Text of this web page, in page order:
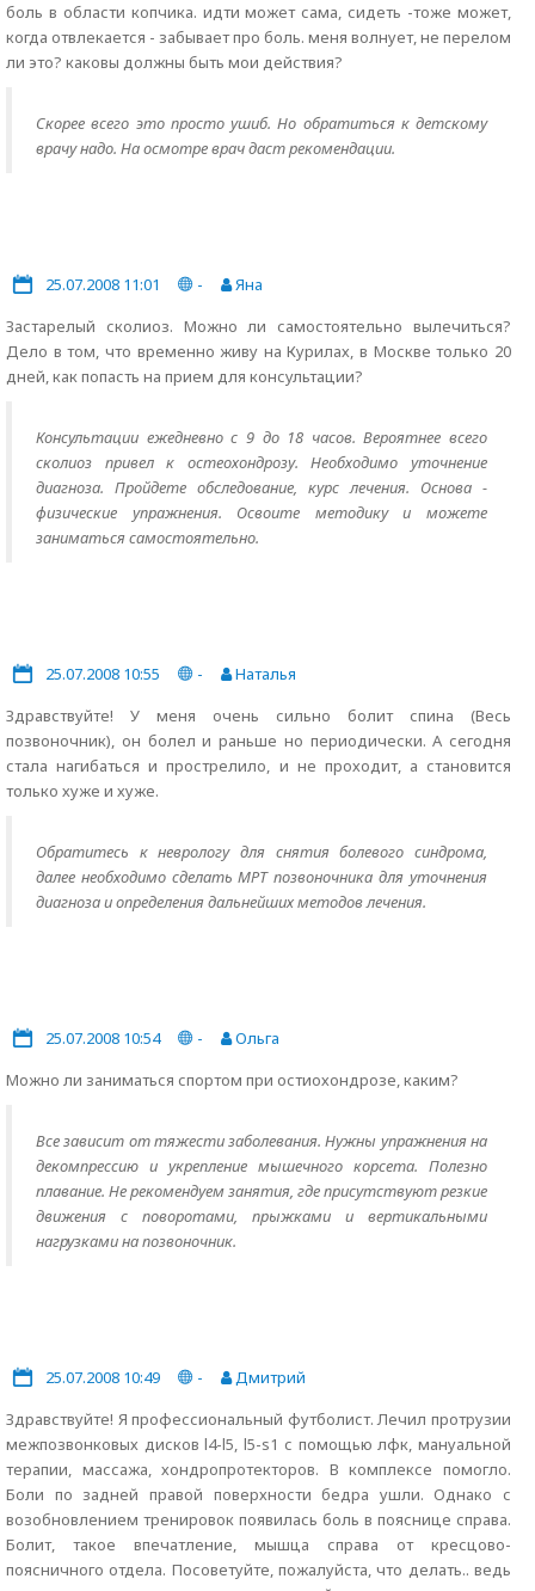
боль в области копчика. идти может сама, сидеть -тоже может,
когда отвлекается - забывает про боль. меня волнует, не перелом
ли это? каковы должны быть мои действия?
Скорее всего это просто ушиб. Но обратиться к детскому
врачу надо. На осмотре врач даст рекомендации.
25.07.2008 11:01 -
Яна
Застарелый сколиоз. Можно ли самостоятельно вылечиться?
Дело в том, что временно живу на Курилах, в Москве только 20
дней, как попасть на прием для консультации?
Консультации ежедневно с 9 до 18 часов. Вероятнее всего
сколиоз привел к остеохондрозу. Необходимо уточнение
диагноза. Пройдете обследование, курс лечения. Основа -
физические упражнения. Освоите методику и можете
заниматься самостоятельно.
25.07.2008 10:55 -
Наталья
Здравствуйте! У меня очень сильно болит спина (Весь
позвоночник), он болел и раньше но периодически. А сегодня
стала нагибаться и прострелило, и не проходит, а становится
только хуже и хуже.
Обратитесь к неврологу для снятия болевого синдрома,
далее необходимо сделать МРТ позвоночника для уточнения
диагноза и определения дальнейших методов лечения.
25.07.2008 10:54 -
Ольга
Можно ли заниматься спортом при остиохондрозе, каким?
Все зависит от тяжести заболевания. Нужны упражнения на
декомпрессию и укрепление мышечного корсета. Полезно
плавание. Не рекомендуем занятия, где присутствуют резкие
движения с поворотами, прыжками и вертикальными
нагрузками на позвоночник.
25.07.2008 10:49 -
Дмитрий
Здравствуйте! Я профессиональный футболист. Лечил протрузии
межпозвонковых дисков l4-l5, l5-s1 с помощью лфк, мануальной
терапии, массажа, хондропротекторов. В комплексе помогло.
Боли по задней правой поверхности бедра ушли. Однако с
возобновлением тренировок появилась боль в пояснице справа.
Болит, такое впечатление, мышца справа от кресцово-
поясничного отдела. Посоветуйте, пожалуйста, что делать.. ведь